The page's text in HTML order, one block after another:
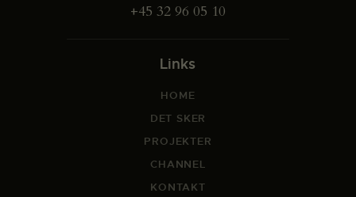
+45 32 96 05 10
Links
HOME
DET SKER
PROJEKTER
CHANNEL
KONTAKT